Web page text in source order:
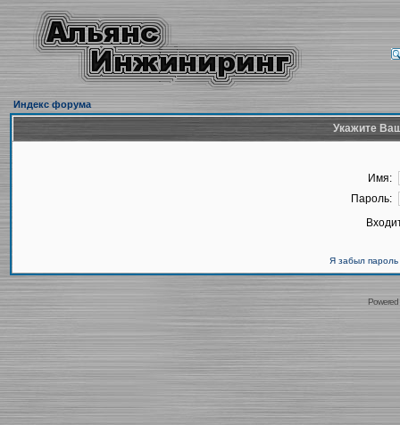
Индекс форума
Укажите
Имя:
Пароль:
Я забыл пароль